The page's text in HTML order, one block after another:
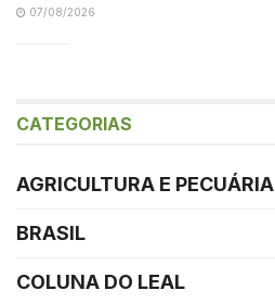
07/08/2026
CATEGORIAS
AGRICULTURA E PECUÁRIA
BRASIL
COLUNA DO LEAL